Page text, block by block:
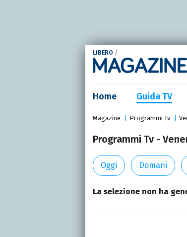
LIBERO /
Home Guida TV
Magazine Programmi Tv
Programmi Tv -
Oggi Domani
La selezione non ha